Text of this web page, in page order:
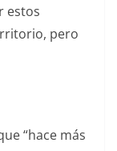
estos
pero
“hace más